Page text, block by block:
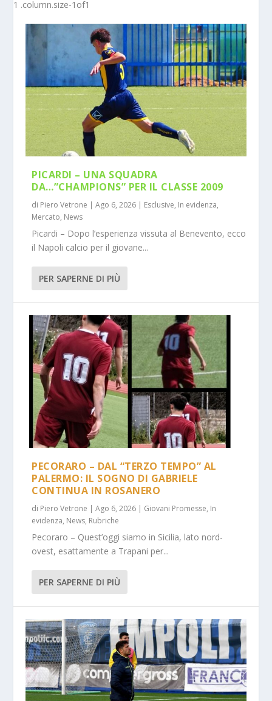
PECORARO – DAL “TERZO TEMPO” AL ...
MISTER MICHELE SACCO (INTERVISTA):”10
ANNI C...
PICARDI – UNA SQUADRA
DA…”CHAMPIONS” PER IL CLASSE 2009
di Piero Vetrone |Ago 6, 2026 | Esclusive, In evidenza,
Mercato, News
Picardi – Dopo l’esperienza vissuta al Benevento, ecco
il Napoli calcio per il giovane...
PER SAPERNE DI PIÙ
PECORARO – DAL “TERZO TEMPO” AL
PALERMO: IL SOGNO DI GABRIELE
CONTINUA IN ROSANERO
di Piero Vetrone |Ago 6, 2026 | Giovani Promesse, In
evidenza, News, Rubriche
Pecoraro – Quest’oggi siamo in Sicilia, lato nord-
ovest, esattamente a Trapani per...
PER SAPERNE DI PIÙ